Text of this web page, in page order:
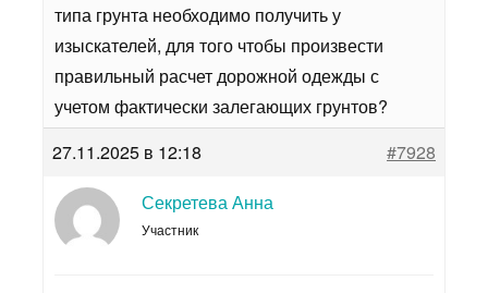
типа грунта необходимо получить у
изыскателей, для того чтобы произвести
правильный расчет дорожной одежды с
учетом фактически залегающих грунтов?
27.11.2025 в 12:18
#7928
Секретева Анна
Участник